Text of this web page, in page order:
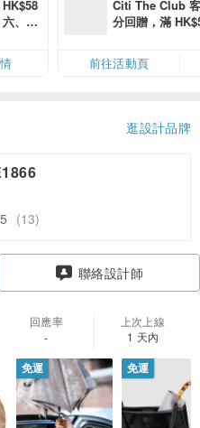
、日
用
Citi The Club
分回贈，滿
前往活動頁
逛設計品牌
5 (13)
聯絡設計師
回應率
-
上次上線
1 天內
免運 免運